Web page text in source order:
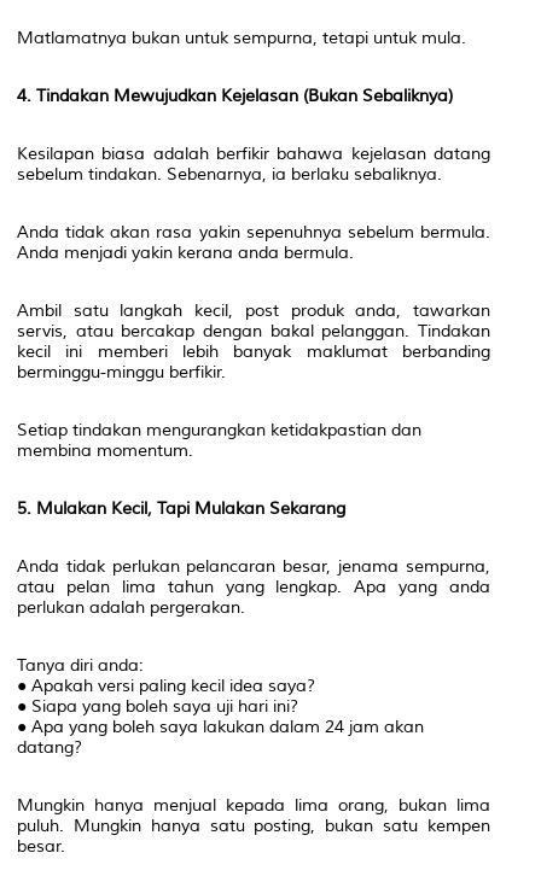
Matlamatnya bukan untuk sempurna, tetapi untuk mula.
4. Tindakan Mewujudkan Kejelasan (Bukan Sebaliknya)
Kesilapan biasa adalah berfikir bahawa kejelasan datang
sebelum tindakan. Sebenarnya, ia berlaku sebaliknya.
Anda tidak akan rasa yakin sepenuhnya sebelum bermula.
Anda menjadi yakin kerana anda bermula.
Ambil satu langkah kecil, post produk anda, tawarkan
servis, atau bercakap dengan bakal pelanggan. Tindakan
kecil ini memberi lebih banyak maklumat berbanding
berminggu-minggu berfikir.
Setiap tindakan mengurangkan ketidakpastian dan
membina momentum.
5. Mulakan Kecil, Tapi Mulakan Sekarang
Anda tidak perlukan pelancaran besar, jenama sempurna,
atau pelan lima tahun yang lengkap. Apa yang anda
perlukan adalah pergerakan.
Tanya diri anda:
● Apakah versi paling kecil idea saya?
● Siapa yang boleh saya uji hari ini?
● Apa yang boleh saya lakukan dalam 24 jam akan
datang?
Mungkin hanya menjual kepada lima orang, bukan lima
puluh. Mungkin hanya satu posting, bukan satu kempen
besar.